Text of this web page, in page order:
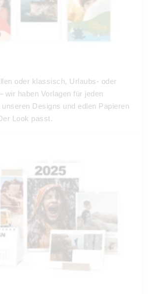
oder klassisch, Urlaubs- oder
wir haben Vorlagen für jeden
Designs und edlen Papieren
Look passt.